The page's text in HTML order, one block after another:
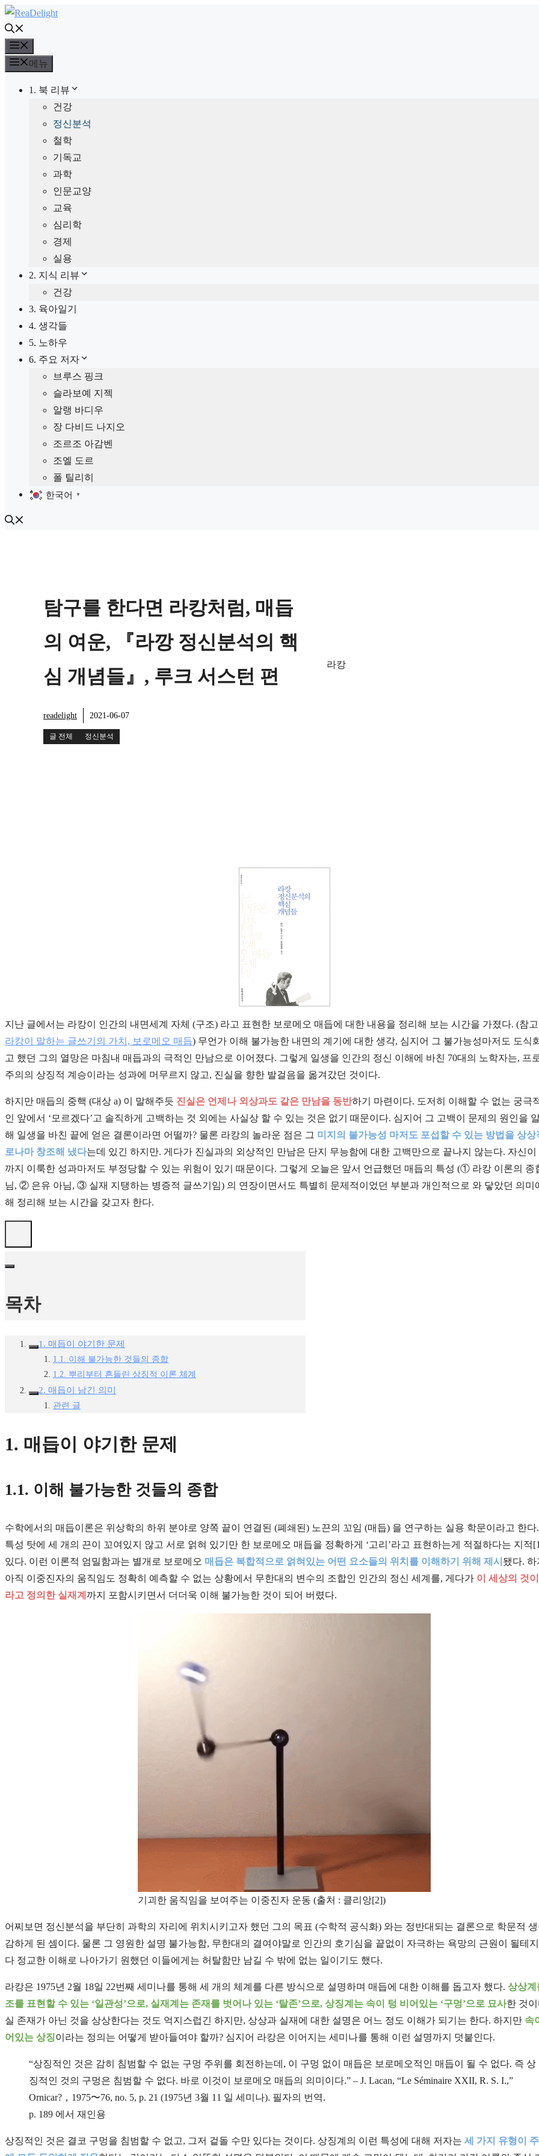
컨
텐
츠
로
뉴
메뉴
1. 북 리뷰
건강
정신분석
철학
기독교
과학
인문교양
교육
심리학
경제
실용
2. 지식 리뷰
건강
3. 육아일기
4. 생각들
5. 노하우
6. 주요 저자
브루스 핑크
슬라보예 지젝
알랭 바디우
장 다비드 나지오
조르조 아감벤
조엘 도르
폴 틸리히
한국어 ▼
탐구를 한다면 라캉처럼, 매듭
의 여운, 『라깡 정신분석의 핵
심 개념들』, 루크 서스턴 편
readelight 2021-06-07
글 전체 정신분석
지난 글에서는 라캉이 인간의 내면세계 자체 (구조) 라고 표현한 보로메오 매듭에 대한 내용을 정리해 보는 시간을 가졌다. (참
라캉이 말하는 글쓰기의 가치, 보로메오 매듭) 무언가 이해 불가능한 내면의 계기에 대한 생각, 심지어 그 불가능성마저도 도식
고 했던 그의 열망은 마침내 매듭과의 극적인 만남으로 이어졌다. 그렇게 일생을 인간의 정신 이해에 바친 70대의 노학자는, 프
주의의 상징적 계승이라는 성과에 머무르지 않고, 진실을 향한 발걸음을 옮겨갔던 것이다.
하지만 매듭의 중핵 (대상 a) 이 말해주듯 진실은 언제나 외상과도 같은 만남을 동반하기 마련이다. 도저히 이해할 수 없는 궁극
인 앞에서 ‘모르겠다’고 솔직하게 고백하는 것 외에는 사실상 할 수 있는 것은 없기 때문이다. 심지어 그 고백이 문제의 원인을
해 일생을 바친 끝에 얻은 결론이라면 어떨까? 물론 라캉의 놀라운 점은 그 미지의 불가능성 마저도 포섭할 수 있는 방법을 상상
로나마 창조해 냈다는데 있긴 하지만. 게다가 진실과의 외상적인 만남은 단지 무능함에 대한 고백만으로 끝나지 않는다. 자신이
까지 이룩한 성과마저도 부정당할 수 있는 위험이 있기 때문이다. 그렇게 오늘은 앞서 언급했던 매듭의 특성 (① 라캉 이론의 종
님, ② 은유 아님, ③ 실재 지탱하는 병증적 글쓰기임) 의 연장이면서도 특별히 문제적이었던 부분과 개인적으로 와 닿았던 의미
해 정리해 보는 시간을 갖고자 한다.
목차
1. 매듭이 야기한 문제
1.1. 이해 불가능한 것들의 종합
1.2. 뿌리부터 흔들린 상징적 이론 체계
2. 매듭이 남긴 의미
관련 글
1. 매듭이 야기한 문제
1.1. 이해 불가능한 것들의 종합
수학에서의 매듭이론은 위상학의 하위 분야로 양쪽 끝이 연결된 (폐쇄된) 노끈의 꼬임 (매듭) 을 연구하는 실용 학문이라고 한다
특성 탓에 세 개의 끈이 꼬여있지 않고 서로 얽혀 있기만 한 보로메오 매듭을 정확하게 ‘고리’라고 표현하는게 적절하다는 지적
있다. 이런 이론적 엄밀함과는 별개로 보로메오 매듭은 복합적으로 얽혀있는 어떤 요소들의 위치를 이해하기 위해 제시 됐다. 하
아직 이중진자의 움직임도 정확히 예측할 수 없는 상황에서 무한대의 변수의 조합인 인간의 정신 세계를, 게다가 이 세상의 것
라고 정의한 실재계 까지 포함시키면서 더더욱 이해 불가능한 것이 되어 버렸다.
기괴한 움직임을 보여주는 이중진자 운동 (출처 : 클리앙[2])
어찌보면 정신분석을 부단히 과학의 자리에 위치시키고자 했던 그의 목표 (수학적 공식화) 와는 정반대되는 결론으로 학문적
감하게 된 셈이다. 물론 그 영원한 설명 불가능함, 무한대의 결여야말로 인간의 호기심을 끝없이 자극하는 욕망의 근원이 될테
다 정교한 이해로 나아가기 원했던 이들에게는 허탈함만 남길 수 밖에 없는 일이기도 했다.
라캉은 1975년 2월 18일 22번째 세미나를 통해 세 개의 체계를 다른 방식으로 설명하며 매듭에 대한 이해를 돕고자 했다. 상상계
조를 표현할 수 있는 ‘일관성’으로, 실재계는 존재를 벗어나 있는 ‘탈존’으로, 상징계는 속이 텅 비어있는 ‘구멍’으로 묘사한 것
실 존재가 아닌 것을 상상한다는 것도 억지스럽긴 하지만, 상상과 실재에 대한 설명은 어느 정도 이해가 되기는 한다. 하지만 속
어있는 상징이라는 정의는 어떻게 받아들여야 할까? 심지어 라캉은 이어지는 세미나를 통해 이런 설명까지 덧붙인다.
“상징적인 것은 감히 침범할 수 없는 구멍 주위를 회전하는데, 이 구멍 없이 매듭은 보로메오적인 매듭이 될 수 없다. 즉 상
징적인 것의 구멍은 침범할 수 없다. 바로 이것이 보로메오 매듭의 의미이다.” – J. Lacan, “Le Séminaire XXII, R. S. I.,”
Ornicar?，1975〜76, no. 5, p. 21 (1975년 3월 11 일 세미나). 필자의 번역.
p. 189 에서 재인용
상징적인 것은 결코 구멍을 침범할 수 없고, 그저 겉돌 수만 있다는 것이다. 상징계의 이런 특성에 대해 저자는 세 가지 유형이